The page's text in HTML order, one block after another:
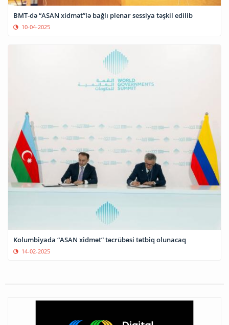
BMT-də “ASAN xidmət”lə bağlı plenar sessiya təşkil edilib
10-04-2025
Kolumbiyada “ASAN xidmət” təcrübəsi tətbiq olunacaq
14-02-2025